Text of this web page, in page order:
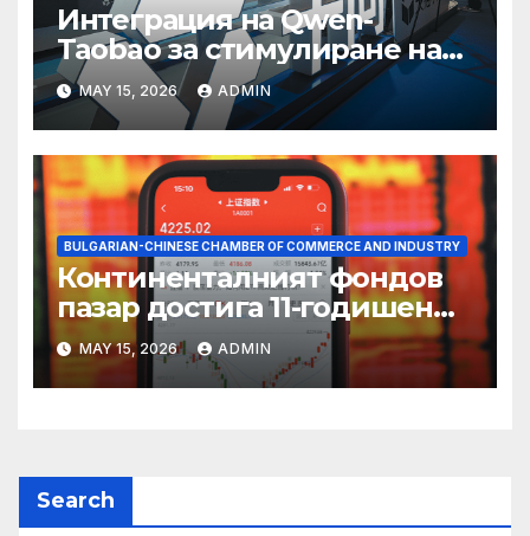
Интеграция на Qwen-
Taobao за стимулиране на
пазаруването 618
MAY 15, 2026 ADMIN
BULGARIAN-CHINESE CHAMBER OF COMMERCE AND INDUSTRY
Континенталният фондов
пазар достига 11-годишен
връх
MAY 15, 2026 ADMIN
Search